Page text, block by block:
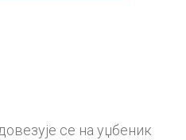
се на уџбеник